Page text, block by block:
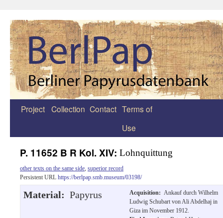
Zum
Project Collection Contact Terms of
Use
P. 11652 B R Kol. XIV: Lohnquittung
other texts on the same side superior record
Persistent URL https://berlpap.smb.museum/03198/
Material: Papyrus Acquisition: Ankauf durch Wilhelm
Ludwig Schubart von Ali Abdelhaj in
Giza im November 1912.